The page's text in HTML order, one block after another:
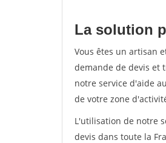
La solution
Vous êtes un artisan
demande de devis et
notre service d'aide
de votre zone
L'utilisation de notre
devis dans toute la